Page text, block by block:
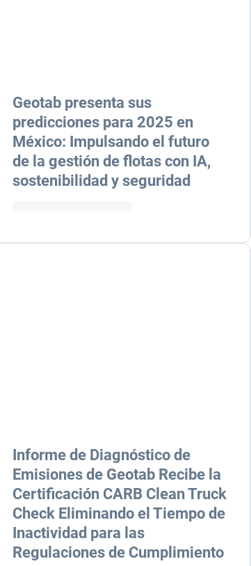
Geotab presenta sus
predicciones para 2025 en
México: Impulsando el futuro
de la gestión de flotas con IA,
sostenibilidad y seguridad
Informe de Diagnóstico de
Emisiones de Geotab Recibe la
Certificación CARB Clean Truck
Check Eliminando el Tiempo de
Inactividad para las
Regulaciones de Cumplimiento